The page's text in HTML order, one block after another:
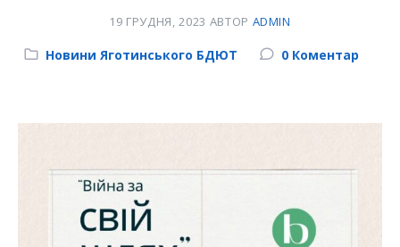
19 ГРУДНЯ, 2023 АВТОР ADMIN
Category:
Новини Яготинського БДЮТ 0 Коментар